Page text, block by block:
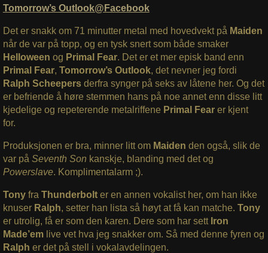
Tomorrow’s Outlook@Facebook
Det er snakk om 71 minutter metal med hovedvekt på Maiden
når de var på topp, og en tysk snert som både smaker
Helloween og Primal Fear. Det er et mer episk band enn
Primal Fear, Tomorrow’s Outlook, det nevner jeg fordi
Ralph Scheepersderfra synger på seks av låtene her. Og det
er befriende å høre stemmen hans på noe annet enn disse litt
kjedelige og repeterende metalriffene Primal Fearer kjent
for.
Produksjonen er bra, minner litt om Maiden den også, slik de
var på Seventh Son kanskje, blanding med det og
Powerslave. Komplimentalarm ;).
Tony fra Thunderbolt er en annen vokalist her, om han ikke
knuser Ralph, setter han lista så høyt at få kan matche. Tony
er utrolig, få er som den karen. Dere som har sett Iron
Made’emlive vet hva jeg snakker om. Så med denne fyren og
Ralph er det på stell i vokalavdelingen.